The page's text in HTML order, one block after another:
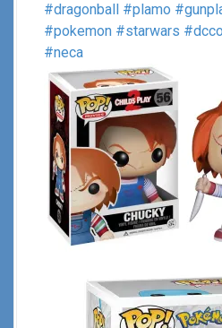
#dragonball #plamo
#pokemon #starwars
#neca